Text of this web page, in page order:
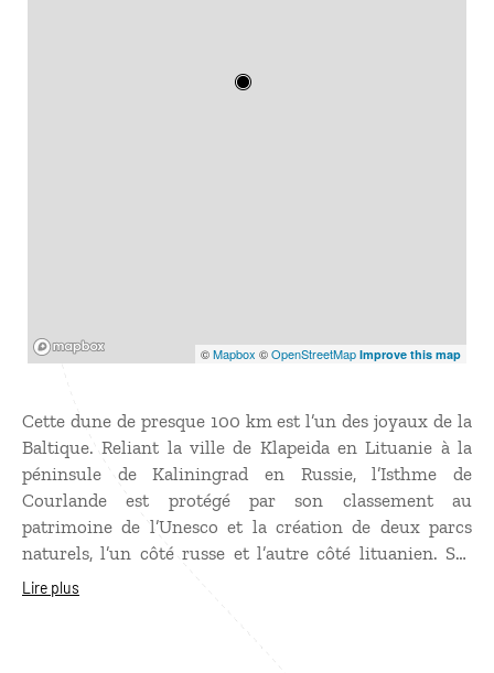
©Mapbox ©OpenStreetMap Improve this map
Cette dune de presque 100 km est l’un des joyaux de la
Baltique. Reliant la ville de Klapeida en Lituanie à la
péninsule de Kaliningrad en Russie, l’Isthme de
Courlande est protégé par son classement au
patrimoine de l’Unesco et la création de deux parcs
naturels, l’un côté russe et l’autre côté lituanien. Ses
paysages de dunes balayées par les vents succédant à
Lire plus